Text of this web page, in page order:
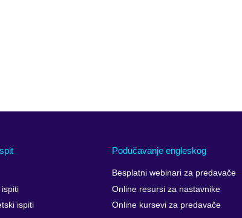
ispiti
ispiti
Podučavanje engleskog
Besplatni webinari za predavače
Online resursi za nastavnike
Online kursevi za predavače